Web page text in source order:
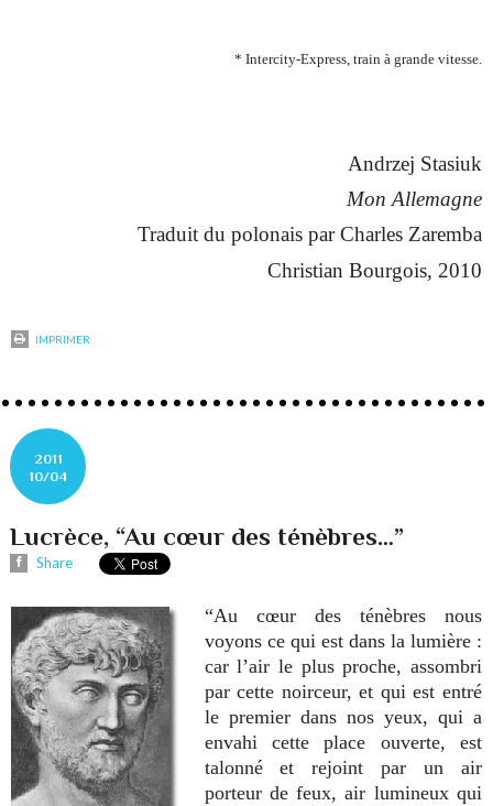
* Intercity-Express, train à grande vitesse.
Andrzej Stasiuk
Mon Allemagne
Traduit du polonais par Charles Zaremba
Christian Bourgois, 2010
IMPRIMER
2011
10/04
Lucrèce, “Au cœur des ténèbres…”
Share
“Au cœur des ténèbres nous
voyons ce qui est dans la lumière :
car l’air le plus proche, assombri
par cette noirceur, et qui est entré
le premier dans nos yeux, qui a
envahi cette place ouverte, est
talonné et rejoint par un air
porteur de feux, air lumineux qui